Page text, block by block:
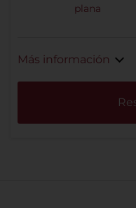
plana
Más información